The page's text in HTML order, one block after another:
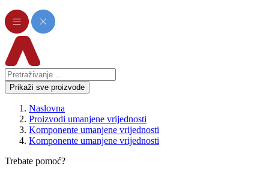
Prikaži sve proizvode
Naslovna
Proizvodi umanjene vrijednosti
Komponente umanjene vrijednosti
Komponente umanjene vrijednosti
Trebate pomoć?